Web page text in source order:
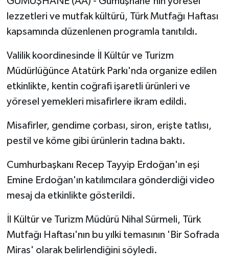
lezzetleri ve mutfak kültürü, Türk Mutfağı Haftası
kapsamında düzenlenen programla tanıtıldı.
Valilik koordinesinde İl Kültür ve Turizm
Müdürlüğünce Atatürk Parkı'nda organize edilen
etkinlikte, kentin coğrafi işaretli ürünleri ve
yöresel yemekleri misafirlere ikram edildi.
Misafirler, gendime çorbası, siron, erişte tatlısı,
pestil ve köme gibi ürünlerin tadına baktı.
Cumhurbaşkanı Recep Tayyip Erdoğan'ın eşi
Emine Erdoğan'ın katılımcılara gönderdiği video
mesaj da etkinlikte gösterildi.
İl Kültür ve Turizm Müdürü Nihal Sürmeli, Türk
Mutfağı Haftası'nın bu yılki temasının 'Bir Sofrada
Miras' olarak belirlendiğini söyledi.